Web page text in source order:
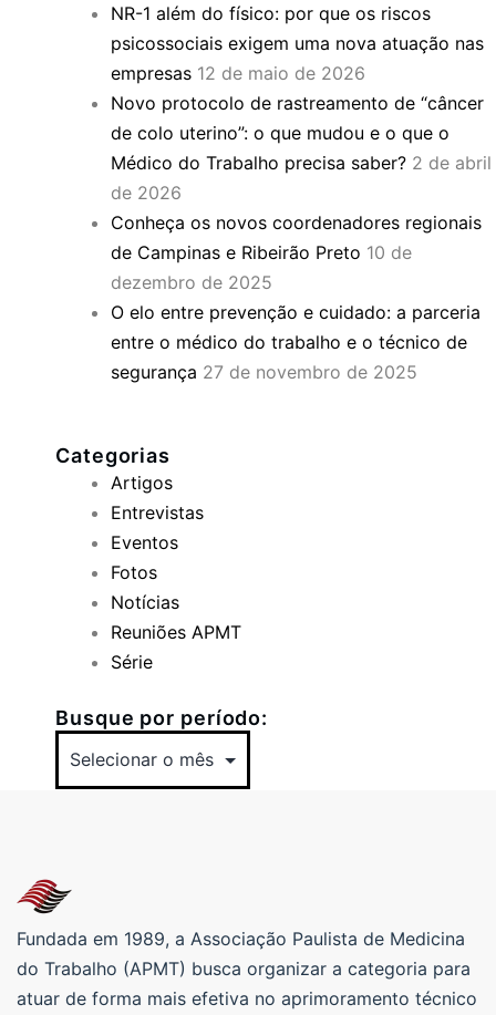
NR-1 além do físico: por que os riscos
psicossociais exigem uma nova atuação nas
empresas 12 de maio de 2026
Novo protocolo de rastreamento de “câncer
de colo uterino”: o que mudou e o que o
Médico do Trabalho precisa saber? 2 de abril
de 2026
Conheça os novos coordenadores regionais
de Campinas e Ribeirão Preto 10 de
dezembro de 2025
O elo entre prevenção e cuidado: a parceria
entre o médico do trabalho e o técnico de
segurança 27 de novembro de 2025
Categorias
Artigos
Entrevistas
Eventos
Fotos
Notícias
Reuniões APMT
Série
Busque por período:
Fundada em 1989, a Associação Paulista de Medicina
do Trabalho (APMT) busca organizar a categoria para
atuar de forma mais efetiva no aprimoramento técnico